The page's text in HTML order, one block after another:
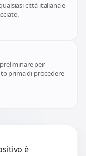
città italiana e
per
prima di procedere
è